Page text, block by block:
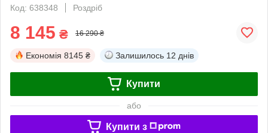
Код: 638348
Роздріб
8 145 ₴ 16 290 ₴
Економія 8145 ₴ Залишилось 12 днів
Купити
або
Купити з